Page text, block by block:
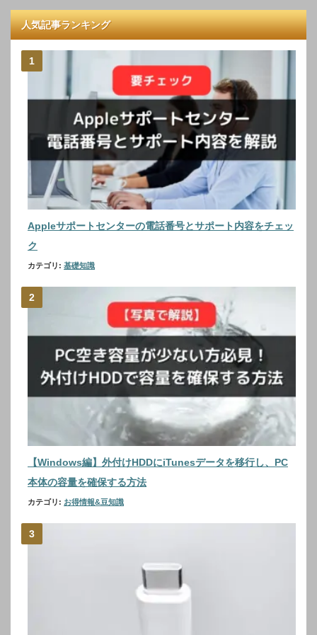
人気記事ランキング
Appleサポートセンターの電話番号とサポート内容をチェッ
ク
カテゴリ: 基礎知識
【Windows編】外付けHDDにiTunesデータを移行し、PC
本体の容量を確保する方法
カテゴリ: お得情報&豆知識